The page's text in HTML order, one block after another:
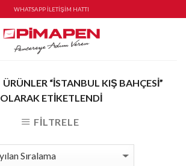
WHATSAPP İLETİŞİM HATTI
ÜRÜNLER “ISTANBUL KIŞ BAHÇESI”
OLARAK ETIKETLENDI
FILTRELE